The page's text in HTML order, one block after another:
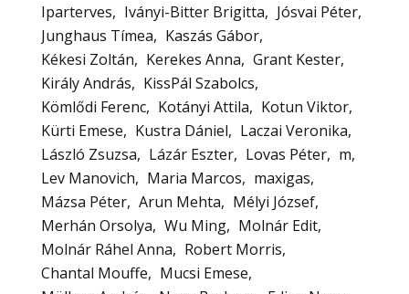
Iparterves
Iványi-Bitter Brigitta
Jósvai Péter
Junghaus Tímea
Kaszás Gábor
Kékesi Zoltán
Kerekes Anna
Grant Kester
Király András
KissPál Szabolcs
Kömlődi Ferenc
Kotányi Attila
Kotun Viktor
Kürti Emese
Kustra Dániel
Laczai Veronika
László Zsuzsa
Lázár Eszter Lovas Péter
m
Lev Manovich
Maria Marcos
maxigas
Mázsa Péter Arun Mehta
Mélyi József
Merhán Orsolya
Wu Ming
Molnár Edit
Molnár Ráhel Anna
Robert Morris
Chantal Mouffe
Mucsi Emese